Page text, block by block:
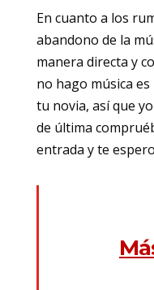
En cuanto a los
abandono de la
manera directa y
no hago música
tu novia, así que
de última
entrada y te